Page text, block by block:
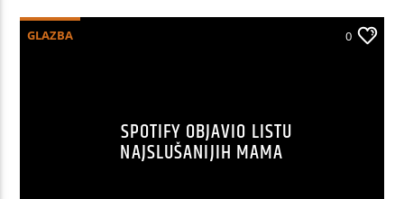
GLAZBA 0
SPOTIFY OBJAVIO LISTU
NAJSLUŠANIJIH MAMA